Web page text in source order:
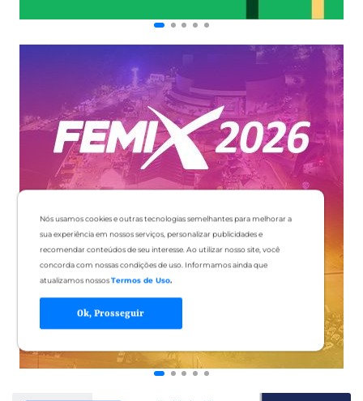
Nós usamos cookies e outras tecnologias semelhantes para melhorar a
sua experiência em nossos serviços, personalizar publicidades e
recomendar conteúdos de seu interesse. Ao utilizar nosso site, você
concorda com nossas condições de uso. Informamos ainda que
atualizamos nossosTermos de Uso.
Ok, Prosseguir